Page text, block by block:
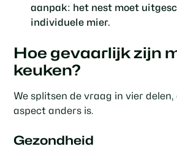
aanpak: het nest moet
individuele mier.
Hoe gevaarlijk zijn
keuken?
We splitsen de vraag in vier
aspect anders is.
Gezondheid